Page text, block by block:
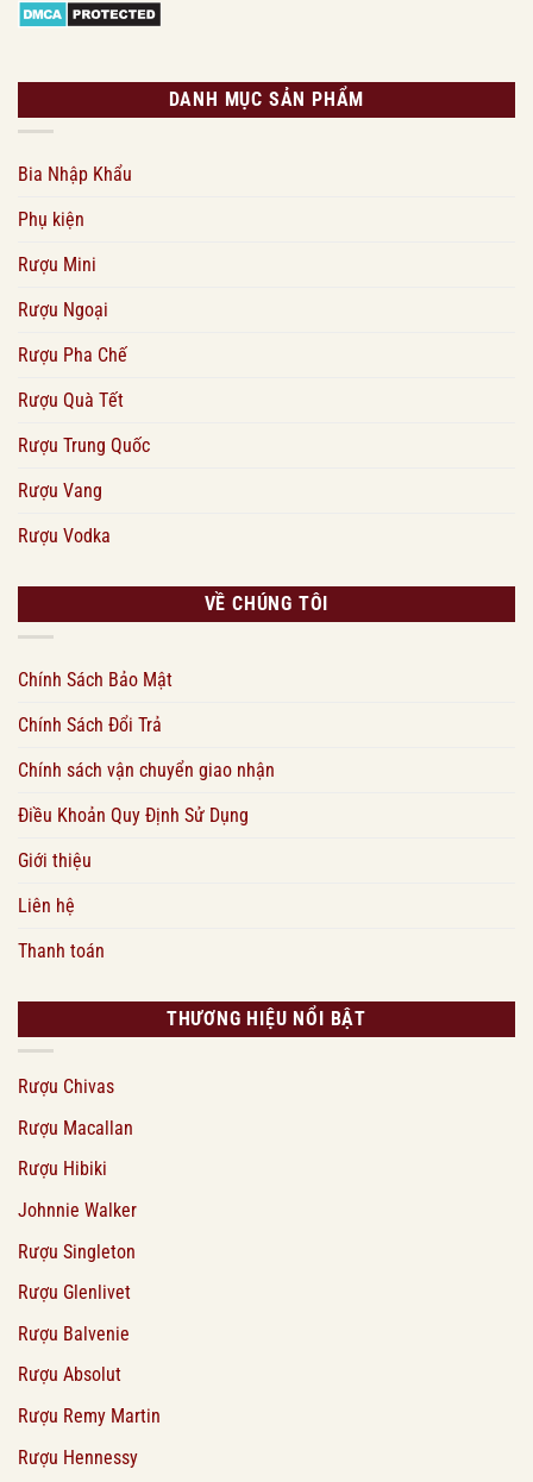
DANH MỤC SẢN PHẨM
Bia Nhập Khẩu
Phụ kiện
Rượu Mini
Rượu Ngoại
Rượu Pha Chế
Rượu Quà Tết
Rượu Trung Quốc
Rượu Vang
Rượu Vodka
VỀ CHÚNG TÔI
Chính Sách Bảo Mật
Chính Sách Đổi Trả
Chính sách vận chuyển giao nhận
Điều Khoản Quy Định Sử Dụng
Giới thiệu
Liên hệ
Thanh toán
THƯƠNG HIỆU NỔI BẬT
Rượu Chivas
Rượu Macallan
Rượu Hibiki
Johnnie Walker
Rượu Singleton
Rượu Glenlivet
Rượu Balvenie
Rượu Absolut
Rượu Remy Martin
Rượu Hennessy